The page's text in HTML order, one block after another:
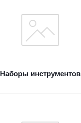
Наборы инструментов